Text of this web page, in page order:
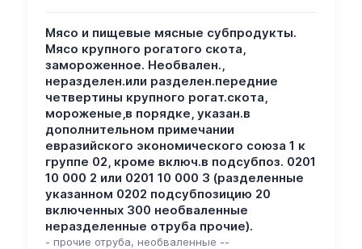
Мясо и пищевые мясные субпродукты.
Мясо крупного рогатого скота,
замороженное. Необвален.,
неразделен.или разделен.передние
четвертины крупного рогат.скота,
мороженые,в порядке, указан.в
дополнительном примечании
евразийского экономического союза 1 к
группе 02, кроме включ.в подсубпоз. 0201
10 000 2 или 0201 10 000 3 (разделенные
указанном 0202 подсубпозицию 20
включенных 300 необваленные
неразделенные отруба прочие).
- прочие отруба, необваленные --